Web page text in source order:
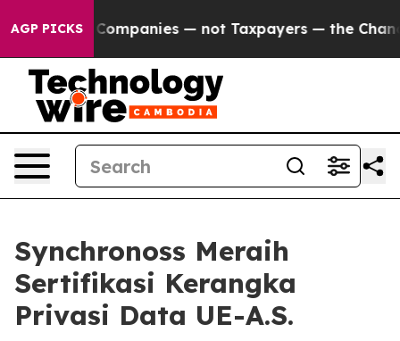
AGP PICKS
oil Companies — not Taxpayers — the Chance to
Synchronoss Meraih
Sertifikasi Kerangka
Privasi Data UE-A.S.